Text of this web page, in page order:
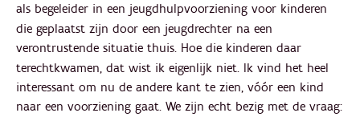
als begeleider in een jeugdhulpvoorziening voor kinderen
die geplaatst zijn door een jeugdrechter na een
verontrustende situatie thuis. Hoe die kinderen daar
terechtkwamen, dat wist ik eigenlijk niet. Ik vind het heel
interessant om nu de andere kant te zien, vóór een kind
naar een voorziening gaat. We zijn echt bezig met de vraag: